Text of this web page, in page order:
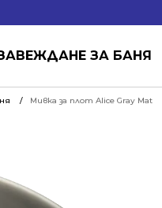
ЗА БАНЯ
Мивка за плот Alice Gray Mat